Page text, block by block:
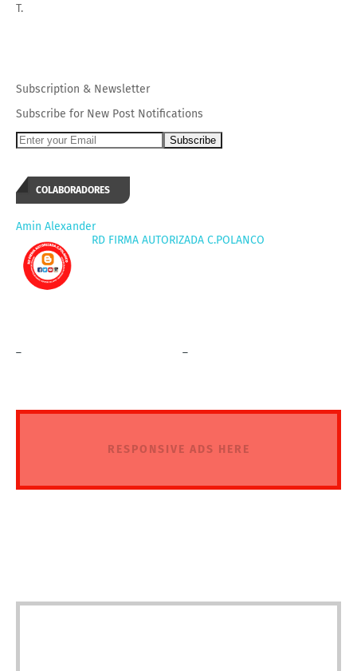
T.
Subscription & Newsletter
Subscribe for New Post Notifications
COLABORADORES
Amin Alexander
RD FIRMA AUTORIZADA C.POLANCO
RESPONSIVE ADS HERE